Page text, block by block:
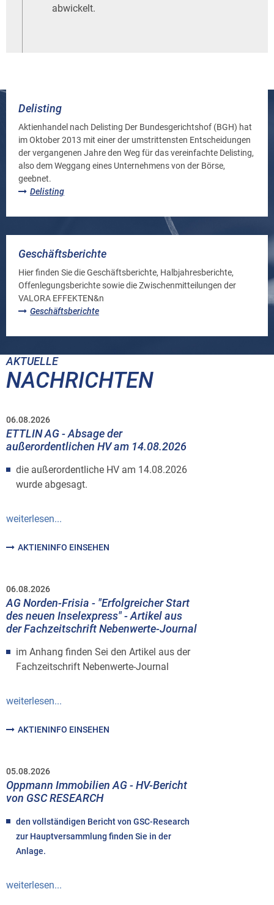
abwickelt.
Delisting
Aktienhandel nach Delisting Der Bundesgerichtshof (BGH) hat
im Oktober 2013 mit einer der umstrittensten Entscheidungen
der vergangenen Jahre den Weg für das vereinfachte Delisting,
also dem Weggang eines Unternehmens von der Börse,
geebnet.
Delisting
Geschäftsberichte
Hier finden Sie die Geschäftsberichte, Halbjahresberichte,
Offenlegungsberichte sowie die Zwischenmitteilungen der
VALORA EFFEKTEN&n
Geschäftsberichte
AKTUELLE
NACHRICHTEN
06.08.2026
ETTLIN AG - Absage der
außerordentlichen HV am 14.08.2026
die außerordentliche HV am 14.08.2026
wurde abgesagt.
weiterlesen...
AKTIENINFO EINSEHEN
06.08.2026
AG Norden-Frisia - "Erfolgreicher Start
des neuen Inselexpress" - Artikel aus
der Fachzeitschrift Nebenwerte-Journal
im Anhang finden Sei den Artikel aus der
Fachzeitschrift Nebenwerte-Journal
weiterlesen...
AKTIENINFO EINSEHEN
05.08.2026
Oppmann Immobilien AG - HV-Bericht
von GSC RESEARCH
den vollständigen Bericht von GSC-Research
zur Hauptversammlung finden Sie in der
Anlage.
weiterlesen...